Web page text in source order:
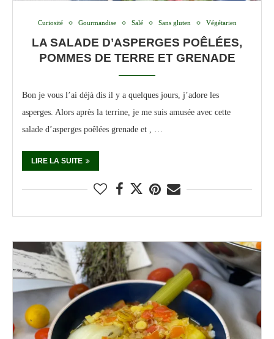
Curiosité Gourmandise Salé Sans gluten Végétarien
LA SALADE D’ASPERGES POÊLÉES,
POMMES DE TERRE ET GRENADE
Bon je vous l’ai déjà dis il y a quelques jours, j’adore les
asperges. Alors après la terrine, je me suis amusée avec cette
salade d’asperges poêlées grenade et , …
LIRE LA SUITE